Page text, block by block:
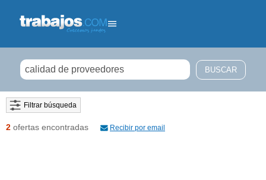
Filtrar búsqueda
2 ofertas encontradas Recibir por email